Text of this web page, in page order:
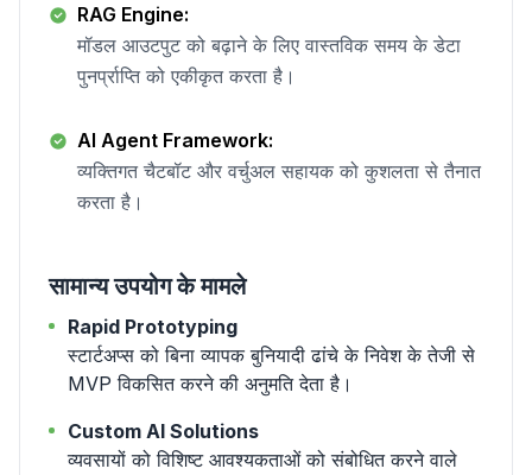
RAG Engine:
मॉडल आउटपुट को बढ़ाने के लिए वास्तविक समय के डेटा
पुनर्प्राप्ति को एकीकृत करता है।
AI Agent Framework:
व्यक्तिगत चैटबॉट और वर्चुअल सहायक को कुशलता से तैनात
करता है।
सामान्य उपयोग के मामले
Rapid Prototyping
स्टार्टअप्स को बिना व्यापक बुनियादी ढांचे के निवेश के तेजी से
MVP विकसित करने की अनुमति देता है।
Custom AI Solutions
व्यवसायों को विशिष्ट आवश्यकताओं को संबोधित करने वाले